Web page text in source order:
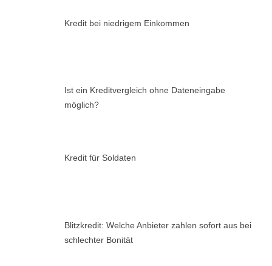
Kredit bei niedrigem Einkommen
Ist ein Kreditvergleich ohne Dateneingabe
möglich?
Kredit für Soldaten
Blitzkredit: Welche Anbieter zahlen sofort aus bei
schlechter Bonität